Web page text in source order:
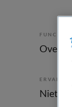
FUNCTIE
ERVARING
Niet